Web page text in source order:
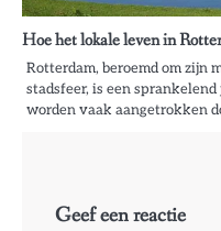
Hoe het lokale leven in
Rotterdam, beroemd om zijn
stadsfeer, is een
worden vaak aangetrokken
Geef een reactie